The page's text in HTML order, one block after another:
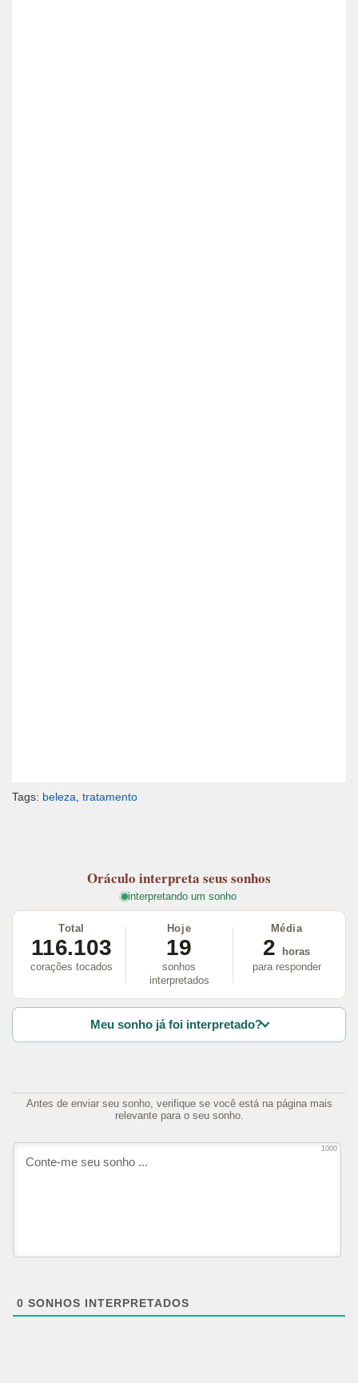
Tags: beleza tratamento
Oráculo interpreta seus sonhos
interpretando um sonho
Total
116.103
corações tocados
Hoje
19
sonhos
interpretados
Média
2
horas
para responder
Meu sonho já foi interpretado?
Antes de enviar seu sonho, verifique se você está na página mais
relevante para o seu sonho.
1000
0 SONHOS INTERPRETADOS